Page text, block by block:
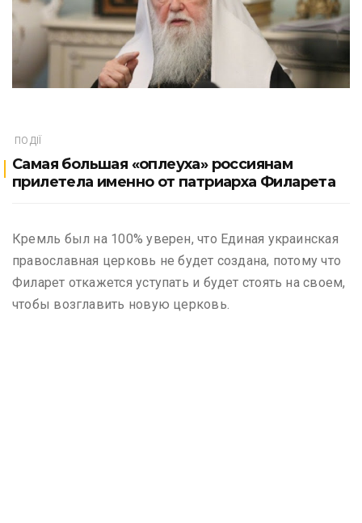
ПОДІЇ
Самая большая «оплеуха» россиянам
прилетела именно от патриарха Филарета
Кремль был на 100% уверен, что Единая украинская
православная церковь не будет создана, потому что
Филарет откажется уступать и будет стоять на своем,
чтобы возглавить новую церковь.